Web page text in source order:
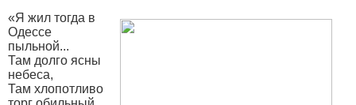
«Я жил тогда в
Одессе
пыльной...
Там долго ясны
небеса,
Там хлопотливо